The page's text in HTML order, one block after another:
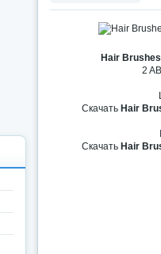
Hair
2
Скачать Hair
Скачать Hair